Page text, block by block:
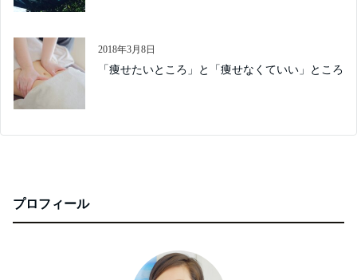
2018年3月8日
「痩せたいところ」と「痩せなくていい」ところ
プロフィール